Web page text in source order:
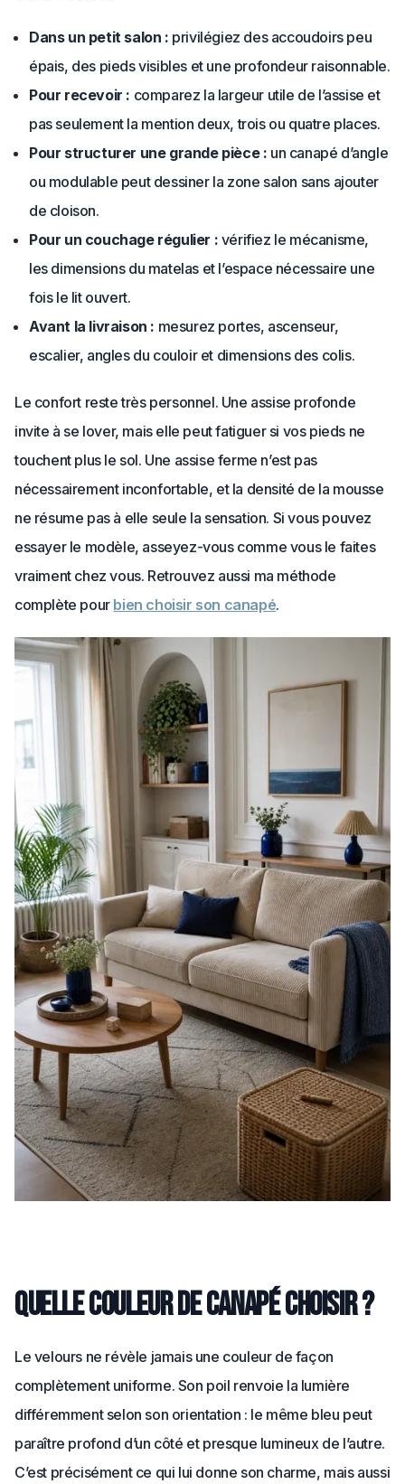
Dans un petit salon : privilégiez des accoudoirs peu
épais, des pieds visibles et une profondeur raisonnable.
Pour recevoir : comparez la largeur utile de l’assise et
pas seulement la mention deux, trois ou quatre places.
Pour structurer une grande pièce : un canapé d’angle
ou modulable peut dessiner la zone salon sans ajouter
de cloison.
Pour un couchage régulier : vérifiez le mécanisme,
les dimensions du matelas et l’espace nécessaire une
fois le lit ouvert.
Avant la livraison : mesurez portes, ascenseur,
escalier, angles du couloir et dimensions des colis.
Le confort reste très personnel. Une assise profonde
invite à se lover, mais elle peut fatiguer si vos pieds ne
touchent plus le sol. Une assise ferme n’est pas
nécessairement inconfortable, et la densité de la mousse
ne résume pas à elle seule la sensation. Si vous pouvez
essayer le modèle, asseyez-vous comme vous le faites
vraiment chez vous. Retrouvez aussi ma méthode
complète pour bien choisir son canapé.
Quelle couleur de canapé choisir ?
Le velours ne révèle jamais une couleur de façon
complètement uniforme. Son poil renvoie la lumière
différemment selon son orientation : le même bleu peut
paraître profond d’un côté et presque lumineux de l’autre.
C’est précisément ce qui lui donne son charme, mais aussi